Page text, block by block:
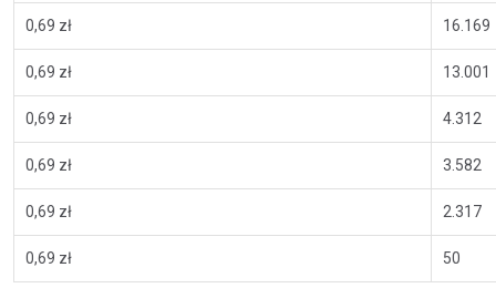
0,69 zł 16.169
0,69 zł 13.001
0,69 zł 4.312
0,69 zł 3.582
0,69 zł 2.317
0,69 zł 50